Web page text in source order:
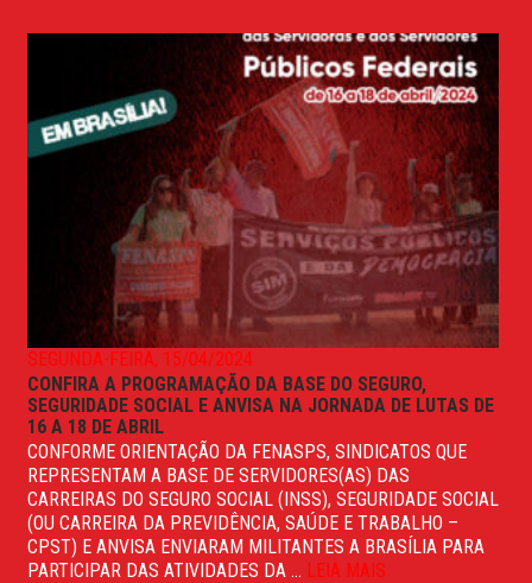
SEGUNDA-FEIRA, 15/04/2024
CONFIRA A PROGRAMAÇÃO DA BASE DO SEGURO,
SEGURIDADE SOCIAL E ANVISA NA JORNADA DE LUTAS DE
16 A 18 DE ABRIL
CONFORME ORIENTAÇÃO DA FENASPS, SINDICATOS QUE
REPRESENTAM A BASE DE SERVIDORES(AS) DAS
CARREIRAS DO SEGURO SOCIAL (INSS), SEGURIDADE SOCIAL
(OU CARREIRA DA PREVIDÊNCIA, SAÚDE E TRABALHO –
CPST) E ANVISA ENVIARAM MILITANTES A BRASÍLIA PARA
PARTICIPAR DAS ATIVIDADES DA ... LEIA MAIS